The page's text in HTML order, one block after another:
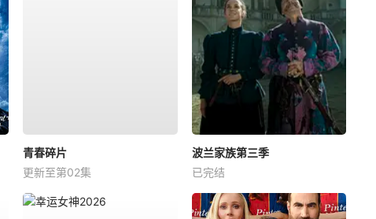
青春碎片
更新至第02集
波兰家族第三季
已完结